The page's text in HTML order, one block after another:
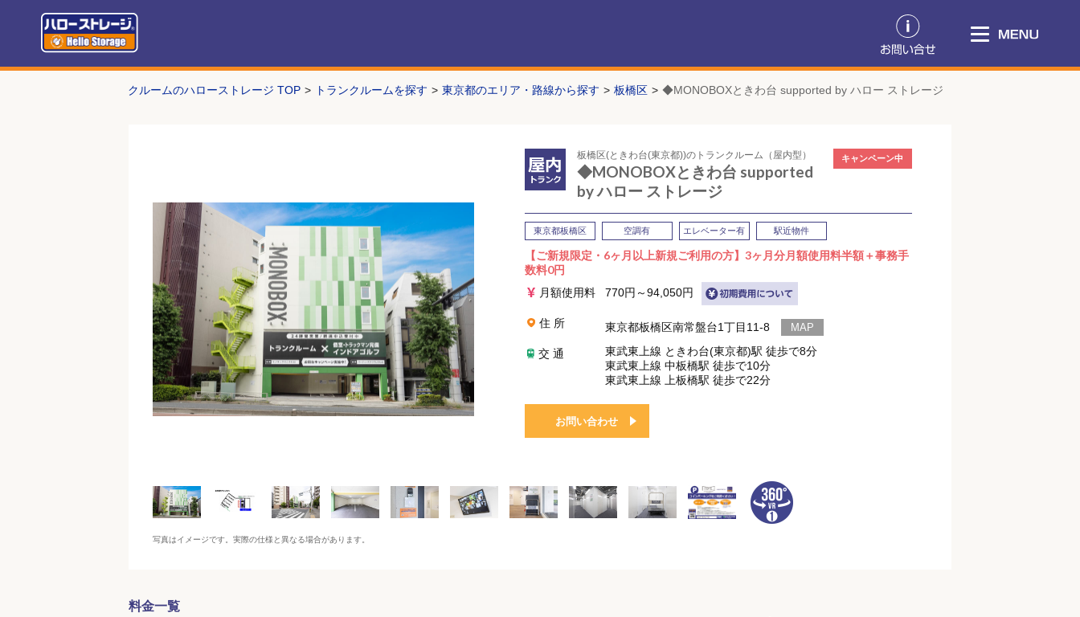
トランクルームのハローストレージ TOP トランクルームを探す 東京都のエリア・路線から探す 板橋区 ◆MONOBOXときわ台 supported by ハロー ストレージ
キャンペーン中
板橋区(ときわ台(東京都))のトランクルーム（屋内型）
◆MONOBOXときわ台 supported
by ハロー ストレージ
東京都板橋区 空調有 エレベーター有 駅近物件
【ご新規限定・6ヶ月以上新規ご利用の方】3ヶ月分月額使用料半額＋事務手
数料0円
月額使用料 770円～94,050円
住 所 東京都板橋区南常盤台1丁目11-8
交 通
東武東上線 ときわ台(東京都)駅 徒歩で8分
東武東上線 中板橋駅 徒歩で10分
東武東上線 上板橋駅 徒歩で22分
お問い合わせ
写真はイメージです。実際の仕様と異なる場合があります。
料金一覧
号室(階数)
幅･奥行き･高さ
月額使用料 管理費